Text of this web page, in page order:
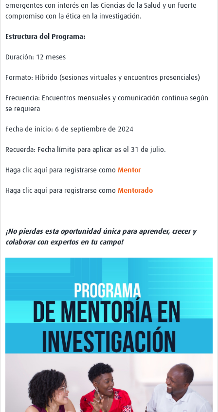
Otras Actividades
Crear Data Clinic
Búsqueda de información en bases … alertas PubMed
Pathfinder Honduras
Pathfinder Republica Dominicana
emergentes con interés en las Ciencias de la Salud y un fuerte
compromiso con la ética en la investigación.
Estructura del Programa:
Duración: 12 meses
Formato: Híbrido (sesiones virtuales y encuentros presenciales)
Frecuencia: Encuentros mensuales y comunicación continua según
se requiera
Fecha de inicio: 6 de septiembre de 2024
Recuerda: Fecha límite para aplicar es el 31 de julio.
Haga clic aquí para registrarse como Mentor
Haga clic aquí para registrarse como Mentorado
¡No pierdas esta oportunidad única para aprender, crecer y
colaborar con expertos en tu campo!